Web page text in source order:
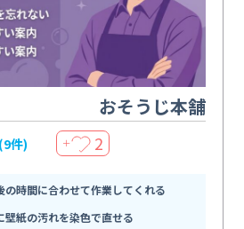
おそうじ本舗
(9件) ＋ 2
の時間に合わせて作業してくれる
壁紙の汚れを染色で直せる